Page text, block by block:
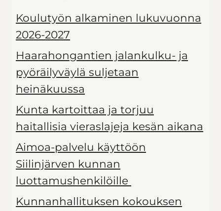
Koulutyön alkaminen lukuvuonna
2026-2027
Haarahongantien jalankulku- ja
pyöräilyväylä suljetaan
heinäkuussa
Kunta kartoittaa ja torjuu
haitallisia vieraslajeja kesän aikana
Aimoa-palvelu käyttöön
Siilinjärven kunnan
luottamushenkilöille
Kunnanhallituksen kokouksen